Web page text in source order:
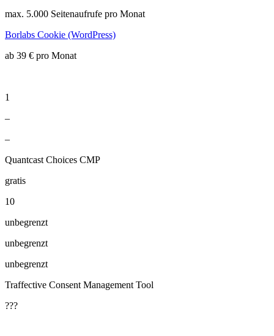
max. 5.000 Seitenaufrufe pro Monat
Borlabs Cookie (WordPress)
ab 39 € pro Monat
1
–
–
Quantcast Choices CMP
gratis
10
unbegrenzt
unbegrenzt
unbegrenzt
Traffective Consent Management Tool
???